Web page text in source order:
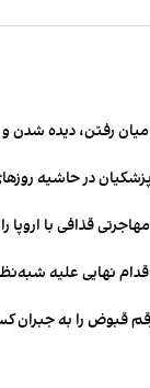
میان رفتن، دیده شدن
در حاشیه
قذافی با اروپا را
نهایی علیه
قبوض را به جبران